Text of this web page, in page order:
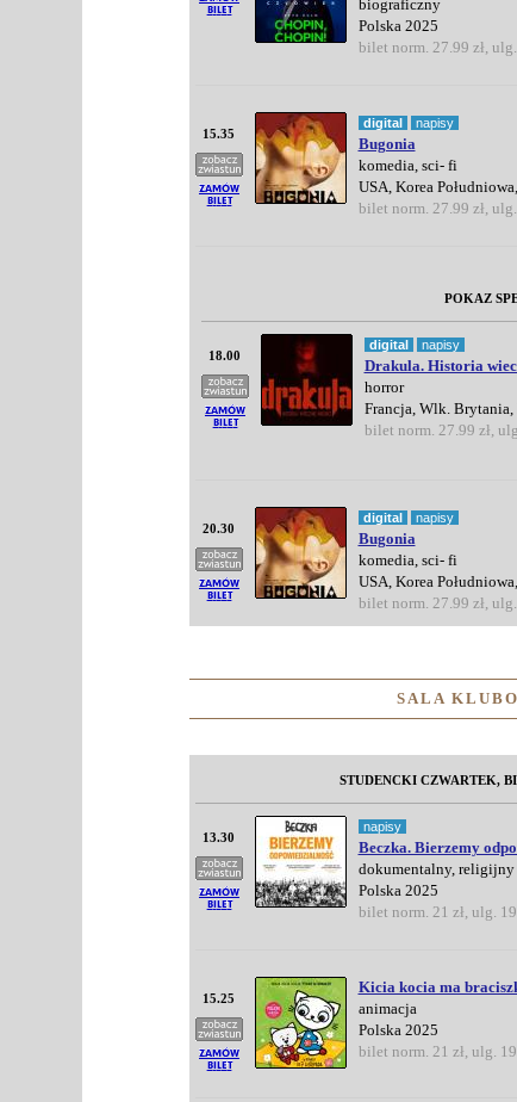
biograficzny
Polska 2025
bilet norm. 27.99 zł,
15.35
digital napisy
Bugonia
komedia, sci- fi
USA, Korea
bilet norm. 27.99 zł,
POKAZ
18.00
digital napisy
Drakula. Historia
horror
Francja, Wlk.
bilet norm. 27.99 zł,
20.30
digital napisy
Bugonia
komedia, sci- fi
USA, Korea
bilet norm. 27.99 zł,
SALA
STUDENCKI CZWARTEK,
13.30
napisy
Beczka. Bierzemy
dokumentalny, religijny
Polska 2025
bilet norm. 21 zł, ulg. 19
15.25
Kicia kocia ma
animacja
Polska 2025
bilet norm. 21 zł, ulg. 19